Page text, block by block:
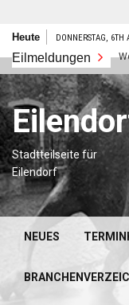
Zum
springen
Heute DONNERSTAG, 6TH
Eilmeldungen
Stadtteilseite für
Eilendorf
NEUES